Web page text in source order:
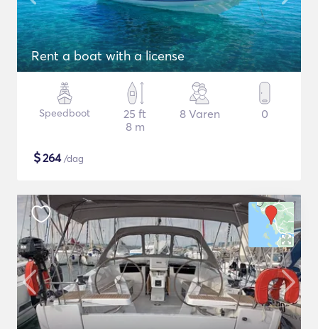
Rent a boat with a license
Speedboot
25 ft
8 m
8 Varen 0
$264/dag